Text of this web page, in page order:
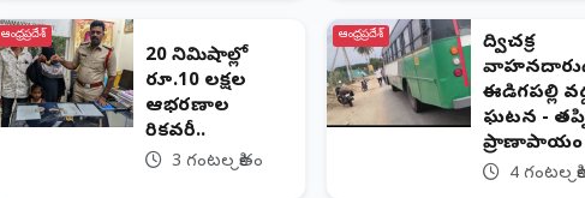
ఆంధ్రప్రదేశ్
20 నిమిషాల్లో
రూ.10 లక్షల
ఆభరణాల
రికవరీ..
3 గంటల క్రితం
ఆంధ్రప్రదేశ్
ద్విచక్ర
ఈడిగపల్లి
ఘటన -
ప్రాణాపాయం
4 గంటల